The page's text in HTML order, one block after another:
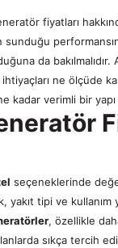
fiyatları
da bakılmalıdır.
ne ölçüde
kadar verimli bir
seçeneklerinde
yakıt tipi ve
, özellikle
sıkça tercih